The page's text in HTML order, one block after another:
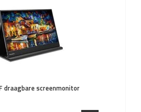
draagbare screenmonitor